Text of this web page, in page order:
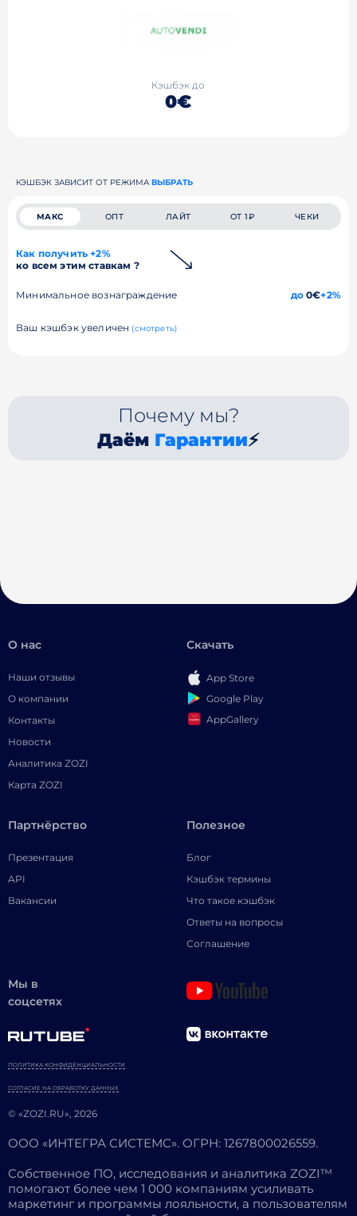
Кэшбэк до
0€
КЭШБЭК ЗАВИСИТ ОТ РЕЖИМА ВЫБРАТЬ
МАКС ОПТ ЛАЙТ ОТ 1₽ ЧЕКИ
Как получить +2%
ко всем этим ставкам ?
Минимальное вознаграждение до0€+2%
Ваш кэшбэк увеличен (смотреть)
Почему мы?
Даём Гарантии⚡
О нас
Наши отзывы
О компании
Контакты
Новости
Аналитика ZOZI
Карта ZOZI
Скачать
App Store
Google Play
AppGallery
Партнёрство
Презентация
API
Вакансии
Полезное
Блог
Кэшбэк термины
Что такое кэшбэк
Ответы на вопросы
Соглашение
Мы в
соцсетях
© «ZOZI.RU», 2026
ПОЛИТИКА КОНФИДЕНЦИАЛЬНОСТИ
СОГЛАСИЕ НА ОБРАБОТКУ ДАННЫХ
ООО «ИНТЕГРА СИСТЕМС». ОГРН: 1267800026559.
Собственное ПО, исследования и аналитика ZOZI™
помогают более чем 1 000 компаниям усиливать
маркетинг и программы лояльности, а пользователям